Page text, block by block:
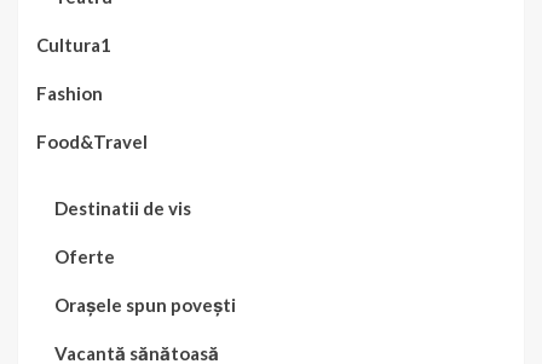
Cultura1
Fashion
Food&Travel
Destinatii de vis
Oferte
Orașele spun povești
Vacantă sănătoasă